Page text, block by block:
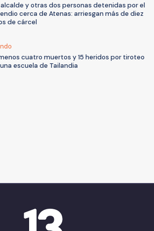
alcalde y otras dos personas detenidas por el
cerca de Atenas: arriesgan más de diez
de cárcel
cuatro muertos y 15 heridos por tiroteo
escuela de Tailandia